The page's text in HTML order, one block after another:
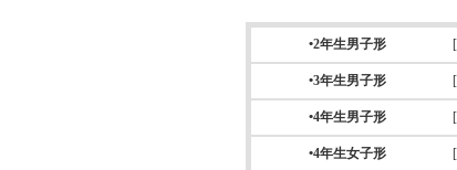
•2年生男子形
•3年生男子形
•4年生男子形
•4年生女子形